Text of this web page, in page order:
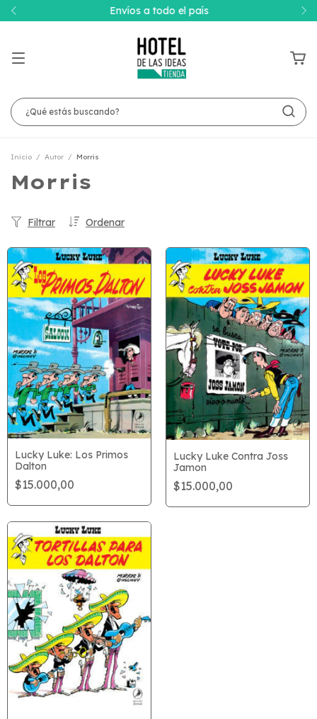
Envíos a todo el país
Inicio / Autor / Morris
Morris
Ordenar
Filtrar
Lucky Luke: Los Primos
Dalton
$15.000,00
Lucky Luke Contra Joss
Jamon
$15.000,00